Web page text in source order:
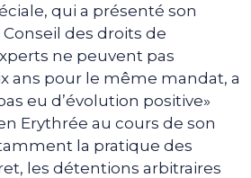
qui a présenté son
des droits de
ne peuvent pas
ans pour le même mandat, a
eu d’évolution positive»
Erythrée au cours de son
la pratique des
les détentions arbitraires